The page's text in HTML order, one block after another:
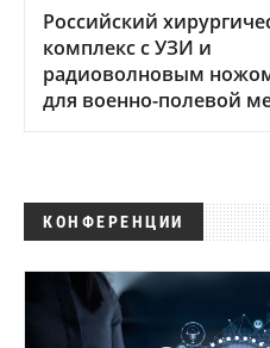
Российский
комплекс с УЗИ и
радиоволновым
для военно-полевой
КОНФЕРЕНЦИИ